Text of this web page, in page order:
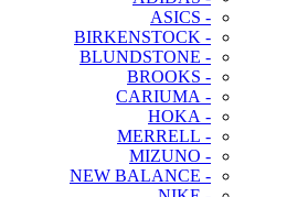
- ASICS
- BIRKENSTOCK
- BLUNDSTONE
- BROOKS
- CARIUMA
- HOKA
- MERRELL
- MIZUNO
- NEW BALANCE